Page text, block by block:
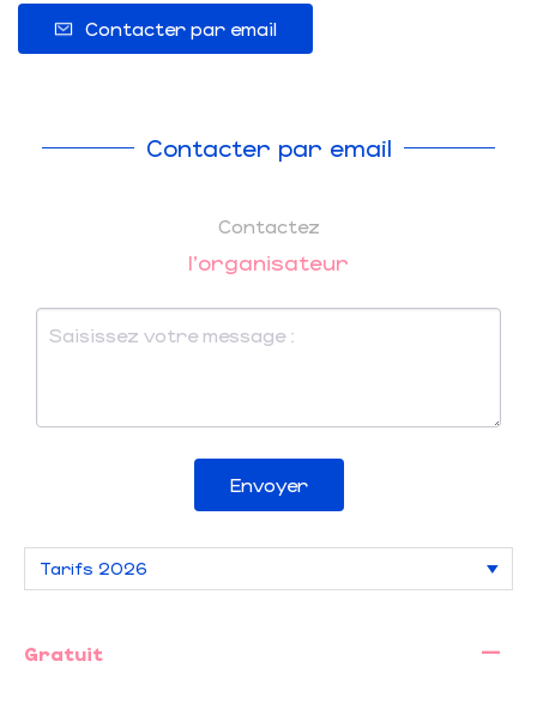
Contacter par email
Contacter par email
Contactez
l'organisateur
Envoyer
Gratuit —